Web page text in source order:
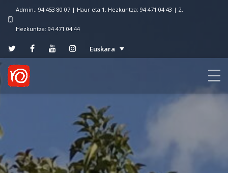
Admin.: 94 453 80 07 | Haur eta 1. Hezkuntza: 94 471 04 43 | 2.
Hezkuntza: 94 471 04 44
Euskara